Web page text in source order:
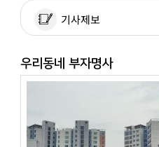
기사제보
우리동네 부자명사